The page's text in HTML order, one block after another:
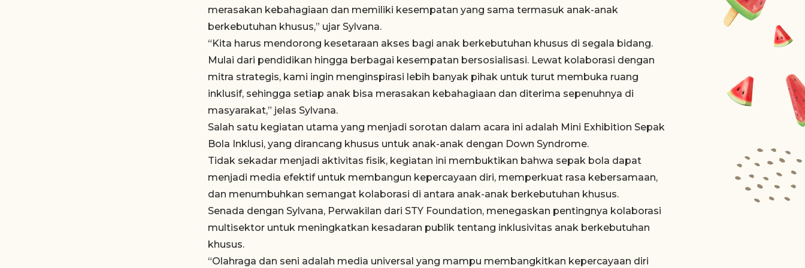
merasakan kebahagiaan dan memiliki kesempatan yang sama termasuk anak-anak
berkebutuhan khusus,” ujar Sylvana.
“Kita harus mendorong kesetaraan akses bagi anak berkebutuhan khusus di segala bidang.
Mulai dari pendidikan hingga berbagai kesempatan bersosialisasi. Lewat kolaborasi dengan
mitra strategis, kami ingin menginspirasi lebih banyak pihak untuk turut membuka ruang
inklusif, sehingga setiap anak bisa merasakan kebahagiaan dan diterima sepenuhnya di
masyarakat,” jelas Sylvana.
Salah satu kegiatan utama yang menjadi sorotan dalam acara ini adalah Mini Exhibition Sepak
Bola Inklusi, yang dirancang khusus untuk anak-anak dengan Down Syndrome.
Tidak sekadar menjadi aktivitas fisik, kegiatan ini membuktikan bahwa sepak bola dapat
menjadi media efektif untuk membangun kepercayaan diri, memperkuat rasa kebersamaan,
dan menumbuhkan semangat kolaborasi di antara anak-anak berkebutuhan khusus.
Senada dengan Sylvana, Perwakilan dari STY Foundation, menegaskan pentingnya kolaborasi
multisektor untuk meningkatkan kesadaran publik tentang inklusivitas anak berkebutuhan
khusus.
“Olahraga dan seni adalah media universal yang mampu membangkitkan kepercayaan diri